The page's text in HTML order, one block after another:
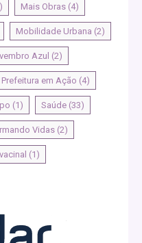
Mais Obras (4)
Mobilidade Urbana (2)
Azul (2)
Prefeitura em Ação (4)
(1) Saúde (33)
Vidas (2)
(1)